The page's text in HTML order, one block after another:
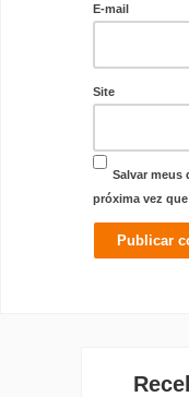
E-mail
Site
Salvar meus
próxima vez